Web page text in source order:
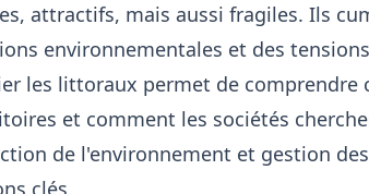
attractifs, mais aussi fragiles. Ils
environnementales et des
les littoraux permet de
et comment les sociétés
de l'environnement et gestion